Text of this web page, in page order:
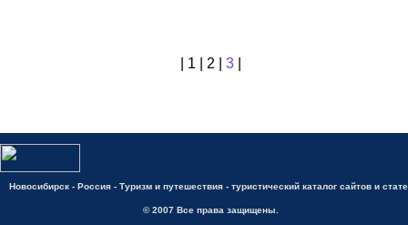
1 2 3
Новосибирск - Россия - Туризм и путешествия - туристический каталог сайтов и
© 2007 Все права защищены.